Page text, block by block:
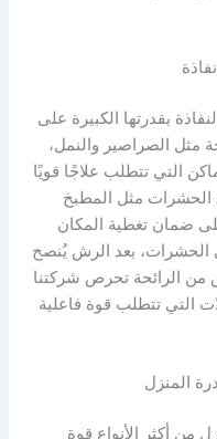
بقدرتها الكبيرة على
مثل الصراصير والنمل،
التي تتطلب علاجًا قويًا
الحشرات مثل المطبخ
ضمان تغطية المكان
الحشرات، بعد الرش يُنصح
من الرائحة تحرص شركتنا
التي تتطلب قوة فاعلية
المنزل
من أكثر الأنواع قوة